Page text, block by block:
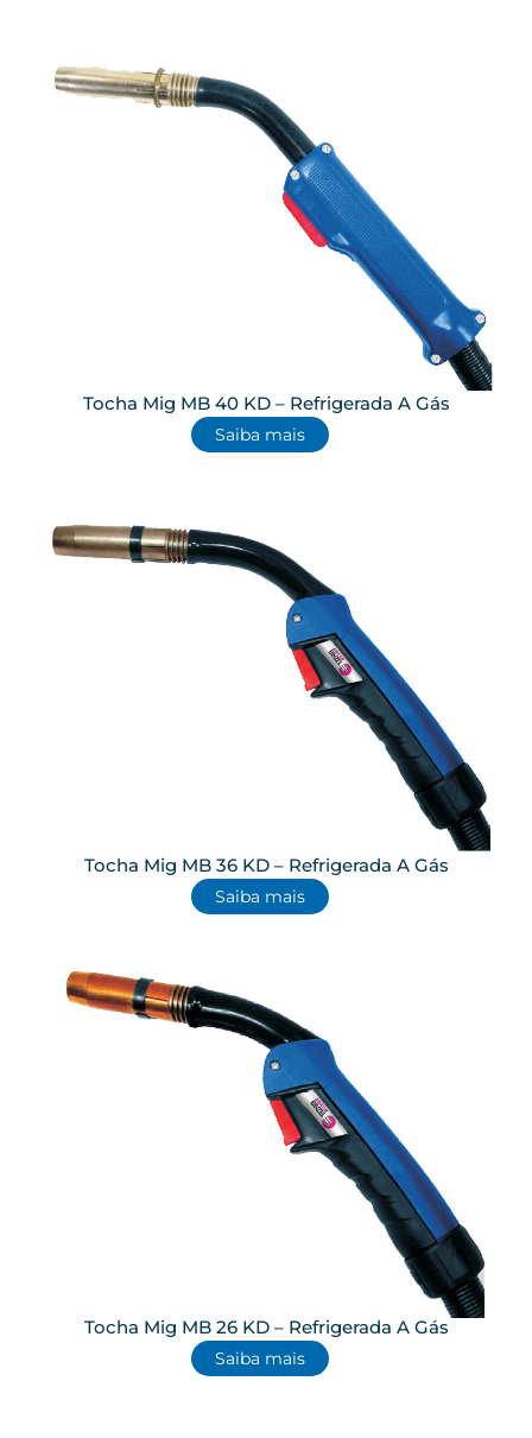
Tocha Mig MB 40 KD – Refrigerada A Gás
Saiba mais
Tocha Mig MB 36 KD – Refrigerada A Gás
Saiba mais
Tocha Mig MB 26 KD – Refrigerada A Gás
Saiba mais